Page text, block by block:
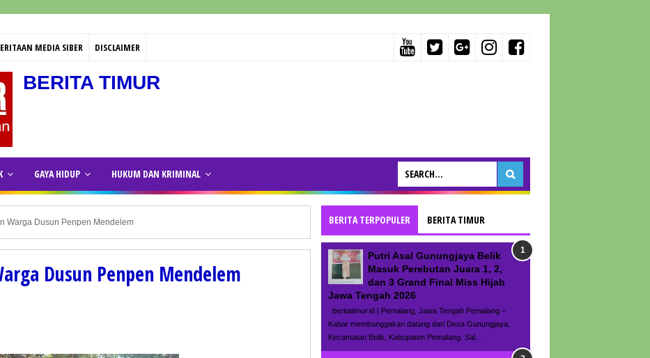
MEDIA SIBER DISCLAIMER
BERITA TIMUR
GAYA HIDUP HUKUM DAN KRIMINAL
Warga Dusun Penpen Mendelem
Dusun Penpen Mendelem
BERITA TERPOPULER BERITA TIMUR
Putri Asal Gunungjaya Belik
Masuk Perebutan Juara 1, 2,
dan 3 Grand Final Miss Hijab
Jawa Tengah 2026
beritatimur.id | Pemalang, Jawa Tengah Pemalang –
Kabar membanggakan datang dari Desa Gunungjaya,
Kecamatan Belik, Kabupaten Pemalang. Sal...